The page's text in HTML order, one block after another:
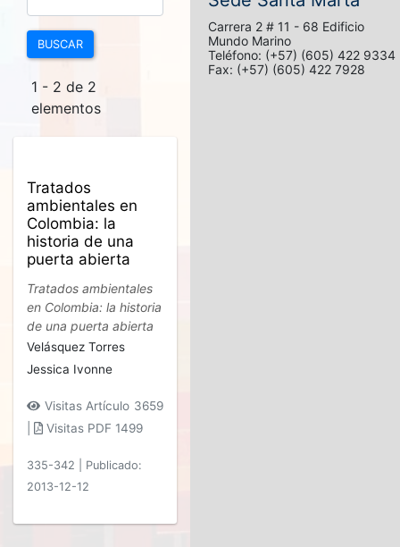
BUSCAR
1 - 2 de 2
elementos
Tratados
ambientales en
Colombia: la
historia de una
puerta abierta
Tratados ambientales
en Colombia: la historia
de una puerta abierta
Velásquez Torres
Jessica Ivonne
Visitas Artículo 3659
Visitas PDF 1499
335-342
Publicado:
2013-12-12
Carrera 2 # 11 - 68 Edificio
Mundo Marino
Teléfono: (+57) (605) 422 9334
Fax: (+57) (605) 422 7928